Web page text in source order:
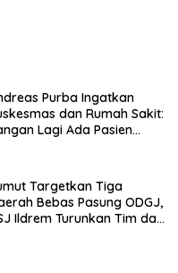
Purba Ingatkan
dan Rumah Sakit:
Lagi Ada Pasien
Targetkan Tiga
Bebas Pasung ODGJ,
Ildrem Turunkan Tim dan